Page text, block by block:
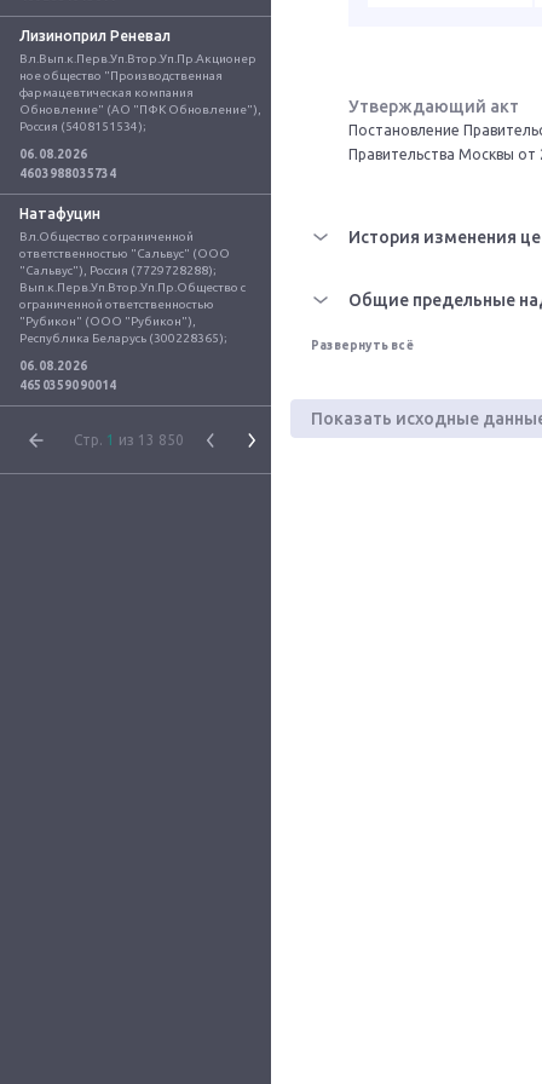
Лизиноприл Реневал
Вл.Вып.к.Перв.Уп.Втор.Уп.Пр.Акционер
ное общество "Производственная
фармацевтическая компания
Обновление" (АО "ПФК Обновление"),
Россия (5408151534);
06.08.2026
4603988035734
Натафуцин
Вл.Общество с ограниченной
ответственностью "Сальвус" (ООО
"Сальвус"), Россия (7729728288);
Вып.к.Перв.Уп.Втор.Уп.Пр.Общество с
ограниченной ответственностью
"Рубикон" (ООО "Рубикон"),
Республика Беларусь (300228365);
06.08.2026
4650359090014
Стр. 1 из 13 850
Утверждающий акт
Постановление
Правительства Москвы
История изменения
Общие предельные
Развернуть всё
Показать исходные